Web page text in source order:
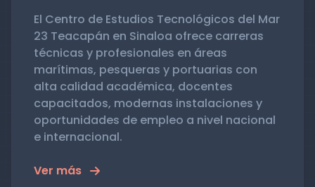
El Centro de Estudios Tecnológicos del Mar
23 Teacapán en Sinaloa ofrece carreras
técnicas y profesionales en áreas
marítimas, pesqueras y portuarias con
alta calidad académica, docentes
capacitados, modernas instalaciones y
oportunidades de empleo a nivel nacional
e internacional.
Ver más